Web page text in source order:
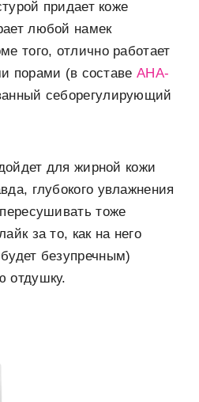
придает коже
любой намек
того, отлично работает
порами (в составе AHA-
себорегулирующий
для жирной кожи
глубокого увлажнения
тоже
за то, как на него
безупречным)
отдушку.